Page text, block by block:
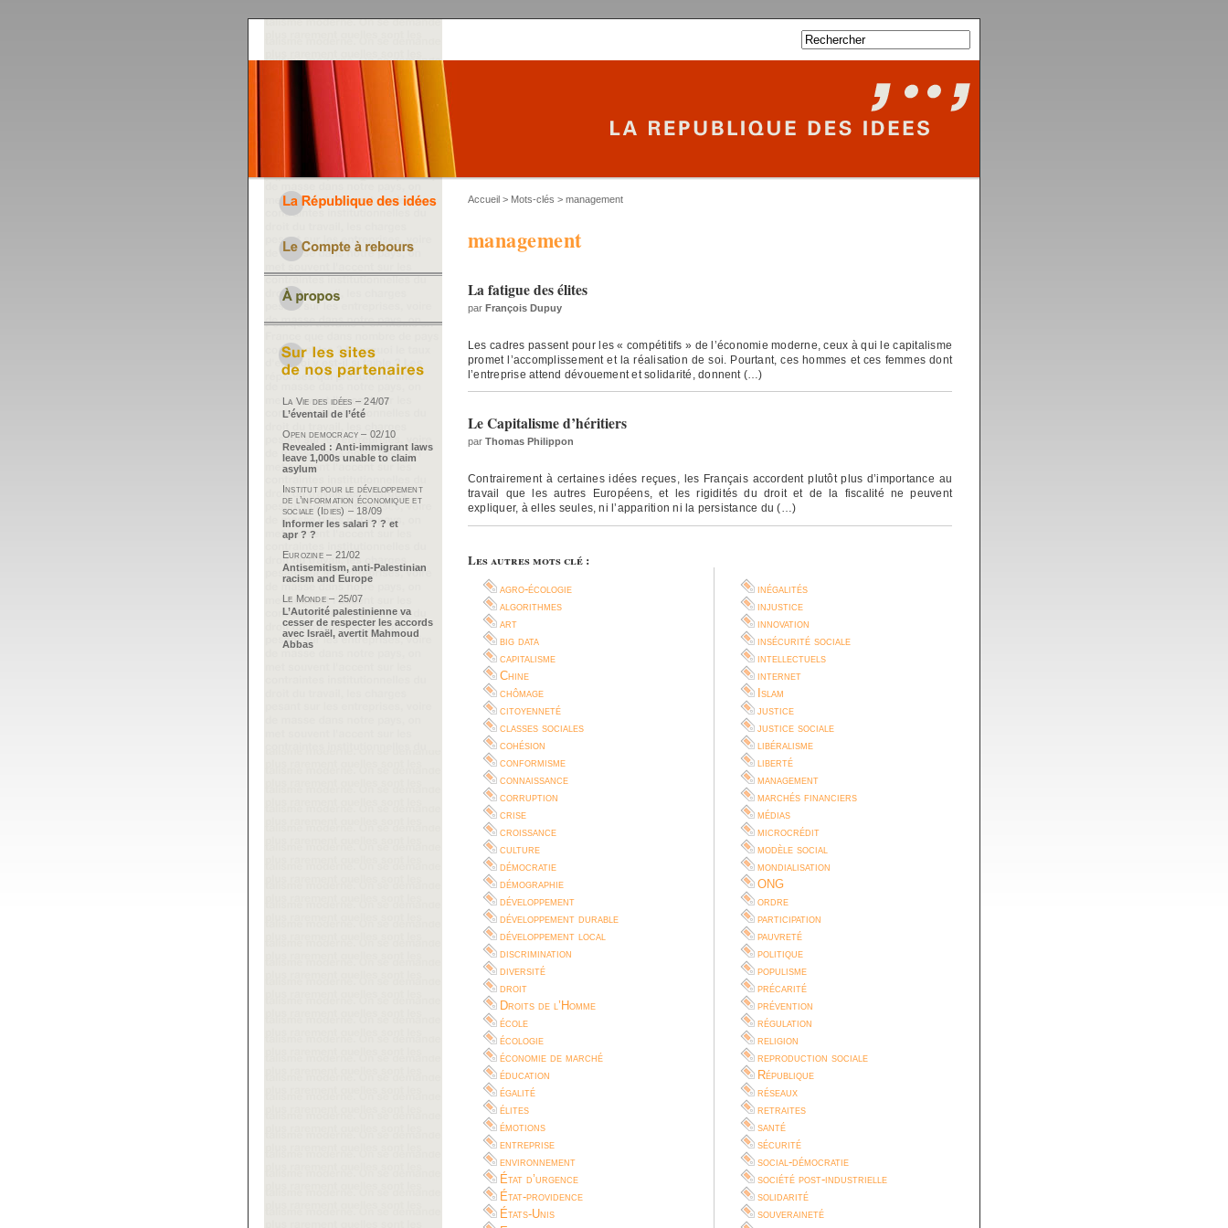
Accueil > Mots-clés > management
management
La fatigue des élites
par François Dupuy
Les cadres passent pour les « compétitifs » de l’économie moderne, ceux à qui le capitalisme
promet l’accomplissement et la réalisation de soi. Pourtant, ces hommes et ces femmes dont
l’entreprise attend dévouement et solidarité, donnent (…)
Le Capitalisme d’héritiers
par Thomas Philippon
Contrairement à certaines idées reçues, les Français accordent plutôt plus d’importance au
travail que les autres Européens, et les rigidités du droit et de la fiscalité ne peuvent
expliquer, à elles seules, ni l’apparition ni la persistance du (…)
Les autres mots clé :
agro-écologie
algorithmes
art
big data
capitalisme
Chine
chômage
citoyenneté
classes sociales
cohésion
conformisme
connaissance
corruption
crise
croissance
culture
démocratie
démographie
développement
développement durable
développement local
discrimination
diversité
droit
Droits de l’Homme
école
écologie
économie de marché
éducation
égalité
élites
émotions
entreprise
environnement
État d’urgence
État-providence
États-Unis
inégalités
injustice
innovation
insécurité sociale
intellectuels
internet
Islam
justice
justice sociale
libéralisme
liberté
management
marchés financiers
médias
microcrédit
modèle social
mondialisation
ONG
ordre
participation
pauvreté
politique
populisme
précarité
prévention
régulation
religion
reproduction sociale
République
réseaux
retraites
santé
sécurité
social-démocratie
société post-industrielle
solidarité
souveraineté
La Vie des idées – 24/07
L’éventail de l’été
Open democracy – 02/10
Revealed : Anti-immigrant laws
leave 1,000s unable to claim
asylum
Institut pour le développement
de l’information économique et
sociale (Idies) – 18/09
Informer les salari ? ? et
apr ? ?
Eurozine – 21/02
Antisemitism, anti-Palestinian
racism and Europe
Le Monde – 25/07
L’Autorité palestinienne va
cesser de respecter les accords
avec Israël, avertit Mahmoud
Abbas